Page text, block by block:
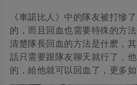
《車諾比人》中的隊友被打慘
的，而且回血也需要特殊的方
清楚隊長回血的方法是什麽，
話只需要跟隊友聊天就行了，
的，給他就可以回血了，更多如